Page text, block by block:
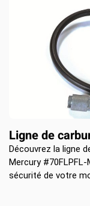
Ligne de
Découvrez la ligne
Mercury
sécurité de votre